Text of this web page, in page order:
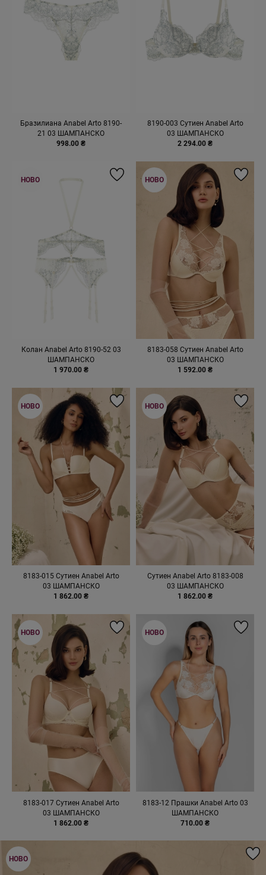
Бразилиана Anabel Arto 8190-
21 03 ШАМПАНСКО
998.00 ₴
8190-003 Сутиен Anabel Arto
03 ШАМПАНСКО
2 294.00 ₴
Колан Anabel Arto 8190-52 03
ШАМПАНСКО
1 970.00 ₴
НОВО
8183-058 Сутиен Anabel Arto
03 ШАМПАНСКО
1 592.00 ₴
НОВО
8183-015 Сутиен Anabel Arto
03 ШАМПАНСКО
1 862.00 ₴
НОВО
Сутиен Anabel Arto 8183-008
03 ШАМПАНСКО
1 862.00 ₴
НОВО
8183-017 Сутиен Anabel Arto
03 ШАМПАНСКО
1 862.00 ₴
НОВО
8183-12 Прашки Anabel Arto 03
ШАМПАНСКО
710.00 ₴
НОВО
НОВО